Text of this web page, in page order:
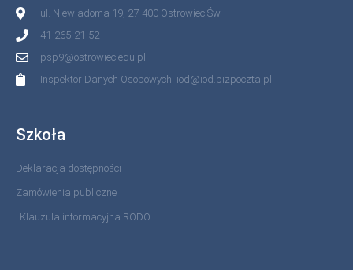
ul. Niewiadoma 19, 27-400 Ostrowiec Św.
41-265-21-52
psp9@ostrowiec.edu.pl
Inspektor Danych Osobowych: iod@iod.bizpoczta.pl
Szkoła
Deklaracja dostępności
Zamówienia publiczne
Klauzula informacyjna RODO